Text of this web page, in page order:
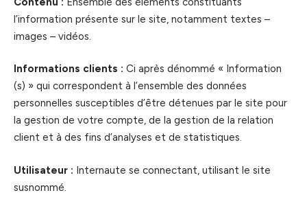
l’information présente sur le site, notamment textes –
images – vidéos.
Informations clients : Ci après dénommé « Information
(s) » qui correspondent à l’ensemble des données
personnelles susceptibles d’être détenues par le site pour
la gestion de votre compte, de la gestion de la relation
client et à des fins d’analyses et de statistiques.
Utilisateur : Internaute se connectant, utilisant le site
susnommé.